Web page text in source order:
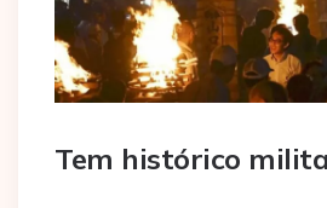
Tem histórico